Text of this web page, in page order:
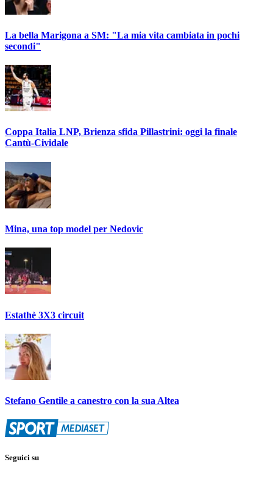
La bella Marigona a SM: "La mia vita cambiata in pochi
secondi"
Coppa Italia LNP, Brienza sfida Pillastrini: oggi la finale
Cantù-Cividale
Mina, una top model per Nedovic
Estathè 3X3 circuit
Stefano Gentile a canestro con la sua Altea
Seguici su